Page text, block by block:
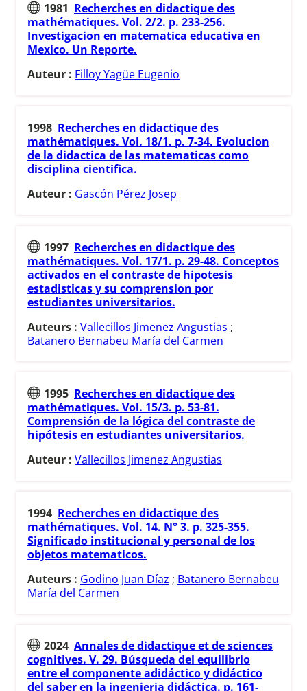
1981 Recherches en didactique des
mathématiques. Vol. 2/2. p. 233-256.
Investigacion en matematica educativa en
Mexico. Un Reporte.
Auteur : Filloy Yagüe Eugenio
1998 Recherches en didactique des
mathématiques. Vol. 18/1. p. 7-34. Evolucion
de la didactica de las matematicas como
disciplina cientifica.
Auteur : Gascón Pérez Josep
1997 Recherches en didactique des
mathématiques. Vol. 17/1. p. 29-48. Conceptos
activados en el contraste de hipotesis
estadisticas y su comprension por
estudiantes universitarios.
Auteurs : Vallecillos Jimenez Angustias ;
Batanero Bernabeu María del Carmen
1995 Recherches en didactique des
mathématiques. Vol. 15/3. p. 53-81.
Comprensión de la lógica del contraste de
hipótesis en estudiantes universitarios.
Auteur : Vallecillos Jimenez Angustias
1994 Recherches en didactique des
mathématiques. Vol. 14. N° 3. p. 325-355.
Significado institucional y personal de los
objetos matematicos.
Auteurs : Godino Juan Díaz ; Batanero Bernabeu
María del Carmen
2024 Annales de didactique et de sciences
cognitives. V. 29. Búsqueda del equilibrio
entre el componente adidáctico y didáctico
del saber en la ingenieria didáctica. p. 161-